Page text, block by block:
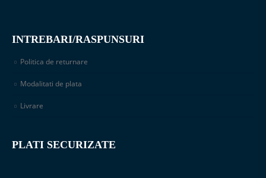
INTREBARI/RASPUNSURI
Politica de returnare
Modalitati de plata
Livrare
PLATI SECURIZATE